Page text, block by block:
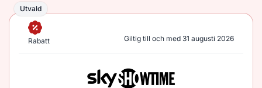
Utvald
Utvald
Rabatt Giltig till och med 31 augusti 2026